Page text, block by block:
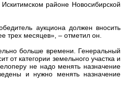
районе Новосибирской
аукциона должен вносить
трех месяцев», – отметил он.
больше времени. Генеральный
от категории земельного участка и
не надо менять назначение
и нужно менять назначение